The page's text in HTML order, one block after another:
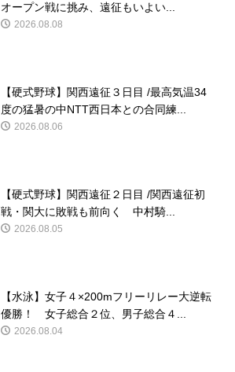
オープン戦に挑み、遠征もいよい...
2026.08.08
【硬式野球】関西遠征３日目 /最高気温34
度の猛暑の中NTT西日本との合同練...
2026.08.06
【硬式野球】関西遠征２日目 /関西遠征初
戦・関大に敗戦も前向く 中村騎...
2026.08.05
【水泳】女子４×200mフリーリレー大逆転
優勝！ 女子総合２位、男子総合４...
2026.08.04